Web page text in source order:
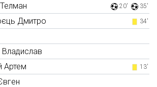
20' 35'
Дмитро 34'
Артем 13'